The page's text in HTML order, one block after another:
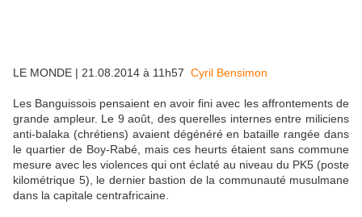
LE MONDE | 21.08.2014 à 11h57 Cyril Bensimon
Les Banguissois pensaient en avoir fini avec les affrontements de
grande ampleur. Le 9 août, des querelles internes entre miliciens
anti-balaka (chrétiens) avaient dégénéré en bataille rangée dans
le quartier de Boy-Rabé, mais ces heurts étaient sans commune
mesure avec les violences qui ont éclaté au niveau du PK5 (poste
kilométrique 5), le dernier bastion de la communauté musulmane
dans la capitale centrafricaine.